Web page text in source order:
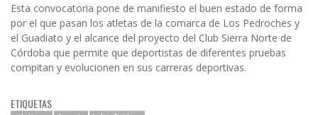
Esta convocatoria pone de manifiesto el buen estado de forma
por el que pasan los atletas de la comarca de Los Pedroches y
el Guadiato y el alcance del proyecto del Club Sierra Norte de
Córdoba que permite que deportistas de diferentes pruebas
compitan y evolucionen en sus carreras deportivas.
ETIQUETAS